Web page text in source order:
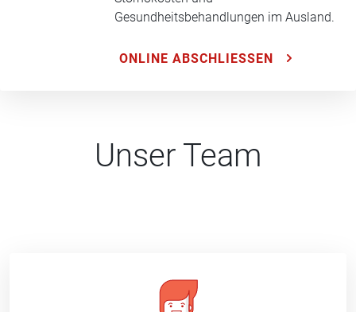
Gesundheitsbehandlungen im Ausland.
ONLINE ABSCHLIESSEN
Unser Team